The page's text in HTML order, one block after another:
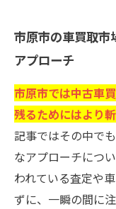
市原市の車買取市
アプローチ
市原市では中古車
残るためにはより
記事ではその中で
なアプローチにつ
われている査定や
ずに、一瞬の間に